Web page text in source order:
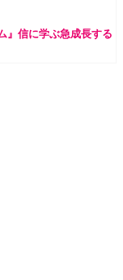
』信に学ぶ急成長する